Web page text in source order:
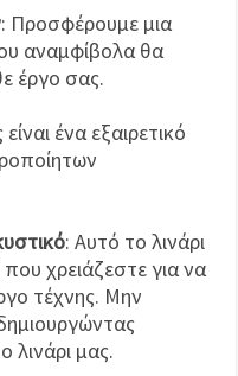
: Προσφέρουμε μια
αναμφίβολα θα
έργο σας.
ένα εξαιρετικό
: Αυτό το λινάρι
χρειάζεστε για να
τέχνης. Μην
λινάρι μας.